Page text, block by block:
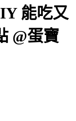
能吃又
@蛋寶